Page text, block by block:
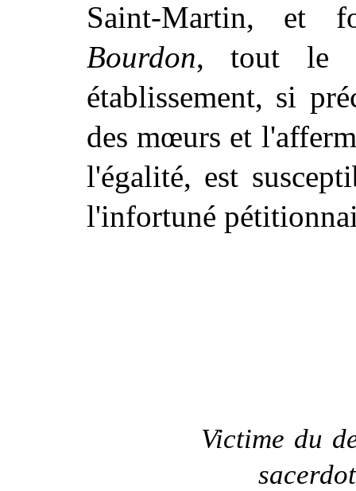
Saint-Martin, et
Bourdon, tout le
établissement, si
des mœurs et
l'égalité, est
l'infortuné
Victime du